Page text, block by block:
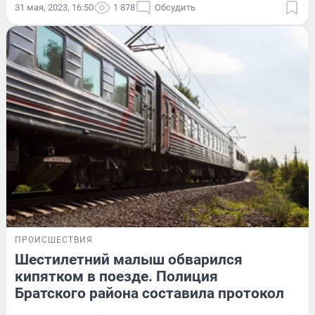
31 мая, 2023, 16:50 1 878 Обсудить
ПРОИСШЕСТВИЯ
Шестилетний малыш обварился
кипятком в поезде. Полиция
Братского района составила протокол